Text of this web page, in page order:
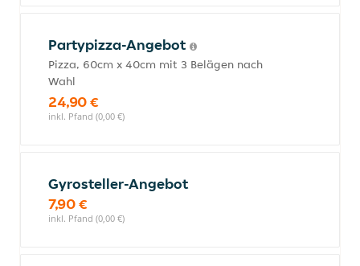
Partypizza-Angebot
Pizza, 60cm x 40cm mit 3 Belägen nach
Wahl
24,90 €
inkl. Pfand (0,00 €)
Gyrosteller-Angebot
7,90 €
inkl. Pfand (0,00 €)